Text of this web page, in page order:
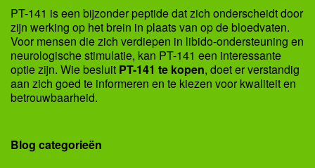
PT-141 is een bijzonder peptide dat zich onderscheidt door
zijn werking op het brein in plaats van op de bloedvaten.
Voor mensen die zich verdiepen in libido-ondersteuning en
neurologische stimulatie, kan PT-141 een interessante
optie zijn. Wie besluit PT-141 te kopen, doet er verstandig
aan zich goed te informeren en te kiezen voor kwaliteit en
betrouwbaarheid.
Blog categorieën